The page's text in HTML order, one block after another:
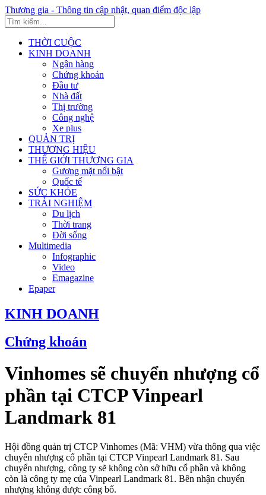
Thương gia - Thông tin cập nhật, quan điểm độc lập
THỜI CUỘC
KINH DOANH
Ngân hàng
Chứng khoán
Đầu tư
Nhà đất
Thị trường
Công nghệ
Xe plus
QUẢN TRỊ
THƯƠNG HIỆU
THẾ GIỚI THƯƠNG GIA
Gương mặt nổi bật
Quốc tế
SỨC KHỎE
TRẢI NGHIỆM
Du lịch
Thời trang
Đời sống
Multimedia
Infographic
Video
Emagazine
Epaper
KINH DOANH
Chứng khoán
Vinhomes sẽ chuyển nhượng cổ
phần tại CTCP Vinpearl
Landmark 81
Hội đồng quản trị CTCP Vinhomes (Mã: VHM) vừa thông qua việc
chuyển nhượng cổ phần tại CTCP Vinpearl Landmark 81. Sau
chuyển nhượng, công ty sẽ không còn sở hữu cổ phần và không
còn là công ty mẹ của Vinpearl Landmark 81. Bên nhận chuyển
nhượng không được công bố.